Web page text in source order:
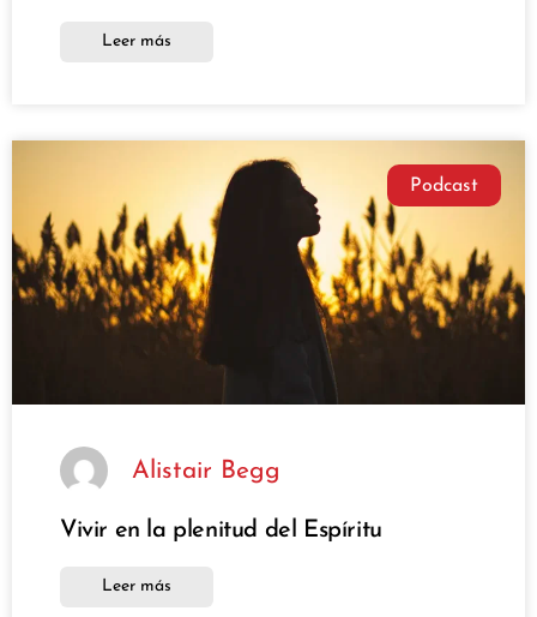
Leer más
Podcast
Alistair Begg
Vivir en la plenitud del Espíritu
Leer más